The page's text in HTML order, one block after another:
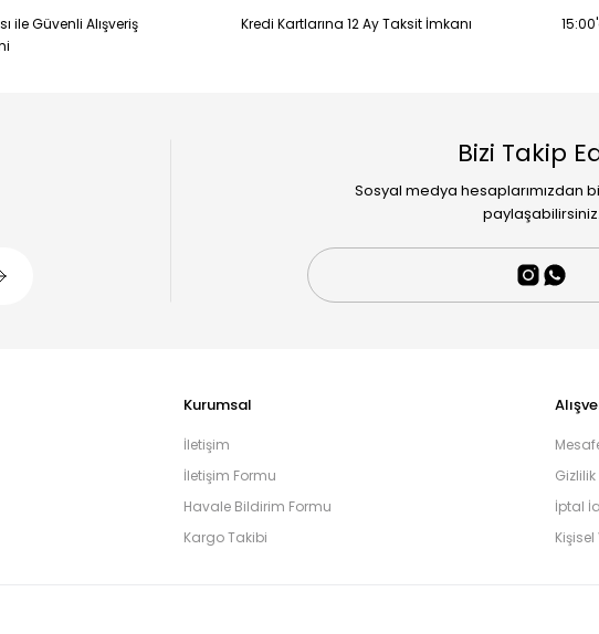
ile Güvenli Alışveriş
Kredi Kartlarına 12 Ay Taksit İmkanı
Bizi Takip
Sosyal medya hesaplarımızdan
paylaşabilirsiniz.
Kurumsal
İletişim
İletişim Formu
Havale Bildirim Formu
Kargo Takibi
İptal
Kişisel